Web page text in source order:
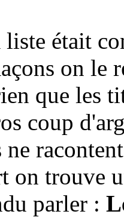
était
on le
que les
coup
on trouve
parler :